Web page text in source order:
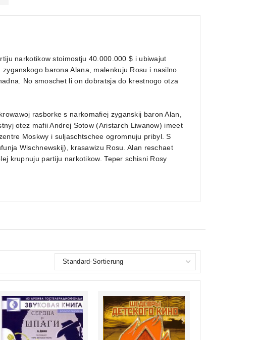
narkotikow stoimostju 40.000.000 $ i ubiwajut
barona Alana, malenkuju Rosu i nasilno
No smoschet li on dobratsja do krestnogo otza
rasborke s narkomafiej zyganskij baron Alan,
otez mafii Andrej Sotow (Aristarch Liwanow) imeet
Moskwy i suljaschtschee ogromnuju pribyl. S
Wischnewskij), krasawizu Rosu. Alan reschaet
krupnuju partiju narkotikow. Teper schisni Rosy